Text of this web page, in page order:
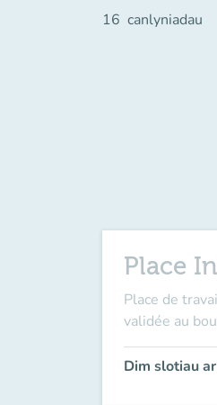
16 canlyniadau
Place
Place de
validée au
Dim slotiau